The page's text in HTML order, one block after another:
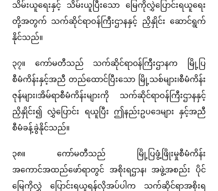
သိမ်းယူရေးနှင့် သိမ်းယူပြီးသော မြေကိုလွှဲပြောင်းရယူရေး
တို့အတွက် သက်ဆိုင်ရာဝန်ကြီးဌာနနှင့် ညှိနှိုင်း ဆောင်ရွက်
နိုင်သည်။
၃၇။ ကော်မတီသည် သက်ဆိုင်ရာ၀န်ကြီးဌာနက မြို့ပြ
စီမံကိန်းနှင့်အညီ တည်ထောင်ပြီးသော မြို့သစ်များ၊စီမံကိန်း
ဇုန်များ၊အိမ်ရာစီမံကိန်းများကို သက်ဆိုင်ရာဝန်ကြီးဌာနနှင့်
ညှိနှိုင်း၍ လွှဲပြောင်း ရယူပြီး ဤနည်းဥပဒေများ နှင့်အညီ
စီမံခန့်ခွဲနိုင်သည်။
၃၈။ ကော်မတီသည် မြို့ပြဖွံ့ဖြိုးမှုစီမံကိန်း
အကောင်အထည်ဖော်ရာတွင် အစိုးရဌာန၊ အဖွဲ့အစည်း ပိုင်
မြေကိုလွှဲ ပြောင်းရယူရန်လိုအပ်ပါက သက်ဆိုင်ရာအစိုးရ